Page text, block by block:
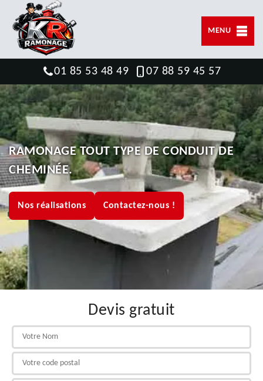
MENU
01 85 53 48 49 07 88 59 45 57
RAMONAGE TOUT TYPE DE CONDUIT DE
CHEMINÉE.
Nos réalisations Contactez-nous !
Devis gratuit